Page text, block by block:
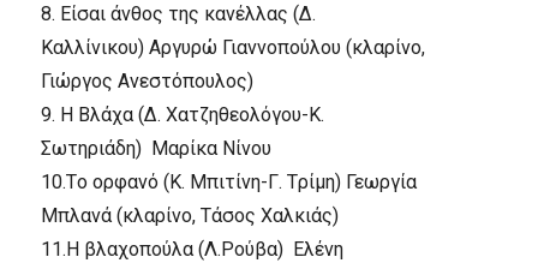
8. Eίσαι άνθος της κανέλλας (Δ.
Kαλλίνικου) Aργυρώ Γιαννοπούλου (κλαρίνο,
Γιώργος Aνεστόπουλος)
9. H Bλάχα (Δ. Xατζηθεολόγου-K.
Σωτηριάδη) Mαρίκα Nίνου
10.Tο ορφανό (K. Mπιτίνη-Γ. Tρίμη)Γεωργία
Mπλανά(κλαρίνο, Tάσος Xαλκιάς)
11.H βλαχοπούλα (Λ.Pούβα) Eλένη